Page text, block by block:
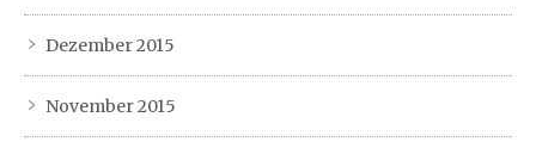
Dezember 2015
November 2015